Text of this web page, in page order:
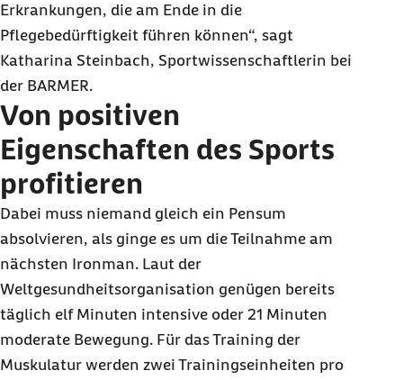
Erkrankungen, die am Ende in die
Pflegebedürftigkeit führen können“, sagt
Katharina Steinbach, Sportwissenschaftlerin bei
der BARMER.
Von positiven
Eigenschaften des Sports
profitieren
Dabei muss niemand gleich ein Pensum
absolvieren, als ginge es um die Teilnahme am
nächsten Ironman. Laut der
Weltgesundheitsorganisation genügen bereits
täglich elf Minuten intensive oder 21 Minuten
moderate Bewegung. Für das Training der
Muskulatur werden zwei Trainingseinheiten pro